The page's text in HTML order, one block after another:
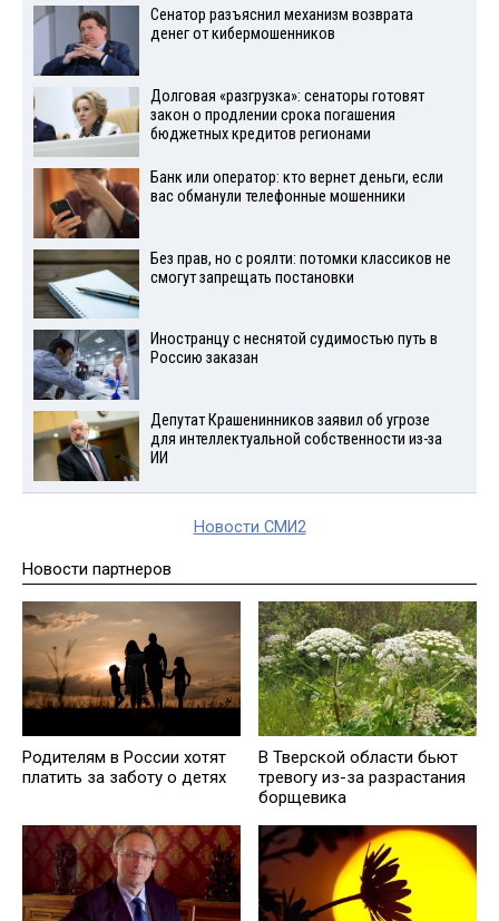
Сенатор разъяснил механизм возврата
денег от кибермошенников
Долговая «разгрузка»: сенаторы готовят
закон о продлении срока погашения
бюджетных кредитов регионами
Банк или оператор: кто вернет деньги, если
вас обманули телефонные мошенники
Без прав, но с роялти: потомки классиков не
смогут запрещать постановки
Иностранцу с неснятой судимостью путь в
Россию заказан
Депутат Крашенинников заявил об угрозе
для интеллектуальной собственности из-за
ИИ
Новости СМИ2
Новости партнеров
Родителям в России хотят
платить за заботу о детях
В Тверской области бьют
тревогу из-за разрастания
борщевика